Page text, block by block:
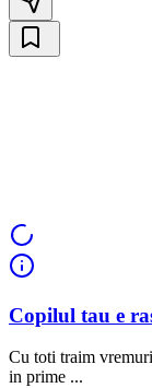
Vezi psihologi
Copilul tau e
Cu toti traim
in prime ...